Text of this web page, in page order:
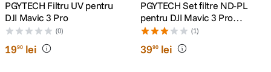
9. card memorie
10 . nou
PGYTECH Filtru UV pentru
DJI Mavic 3 Pro
(0)
1990 lei
PGYTECH Set filtre ND-PL
pentru DJI Mavic 3 Pro
(NDPL 8 16 32 64)
(1)
3990 lei